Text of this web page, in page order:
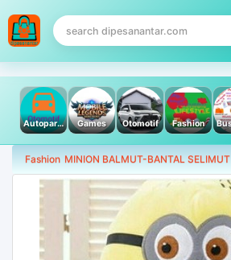
Autoparts Games Otomotif Fashion
Fashion MINION BALMUT-BANTAL SELIMUT